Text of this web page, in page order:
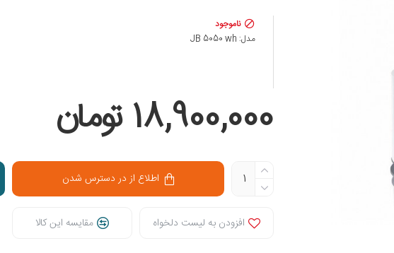
ناموجود
مدل: JB 5050 wh
18,900,000 تومان
اطلاع از در دسترس شدن
افزودن به لیست دلخواه مقایسه این کالا